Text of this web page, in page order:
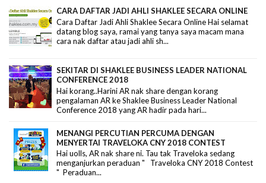
CARA DAFTAR JADI AHLI SHAKLEE SECARA ONLINE
Cara Daftar Jadi Ahli Shaklee Secara Online Hai selamat
datang blog saya, ramai yang tanya saya macam mana
cara nak daftar atau jadi ahli sh...
SEKITAR DI SHAKLEE BUSINESS LEADER NATIONAL
CONFERENCE 2018
Hai korang..Harini AR nak share dengan korang
pengalaman AR ke Shaklee Business Leader National
Conference 2018 yang AR hadir pada hari...
MENANGI PERCUTIAN PERCUMA DENGAN
MENYERTAI TRAVELOKA CNY 2018 CONTEST
Hai uolls, AR nak share ni. Tau tak Traveloka sedang
menganjurkan peraduan " Traveloka CNY 2018 Contest
" Peraduan...